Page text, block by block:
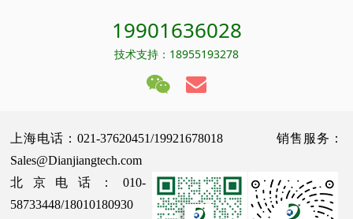
19901636028
技术支持：18955193278
上海电话：021-37620451/19921678018 销售服务：
Sales@Dianjiangtech.com
北京电话：010-
58733448/18010180930